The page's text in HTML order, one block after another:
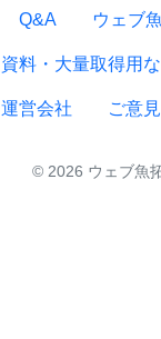
Q&A ウェブ
資料・大量取得用
運営会社 ご意
© 2026 ウェブ魚